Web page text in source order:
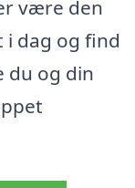
være den
i dag og find
du og din